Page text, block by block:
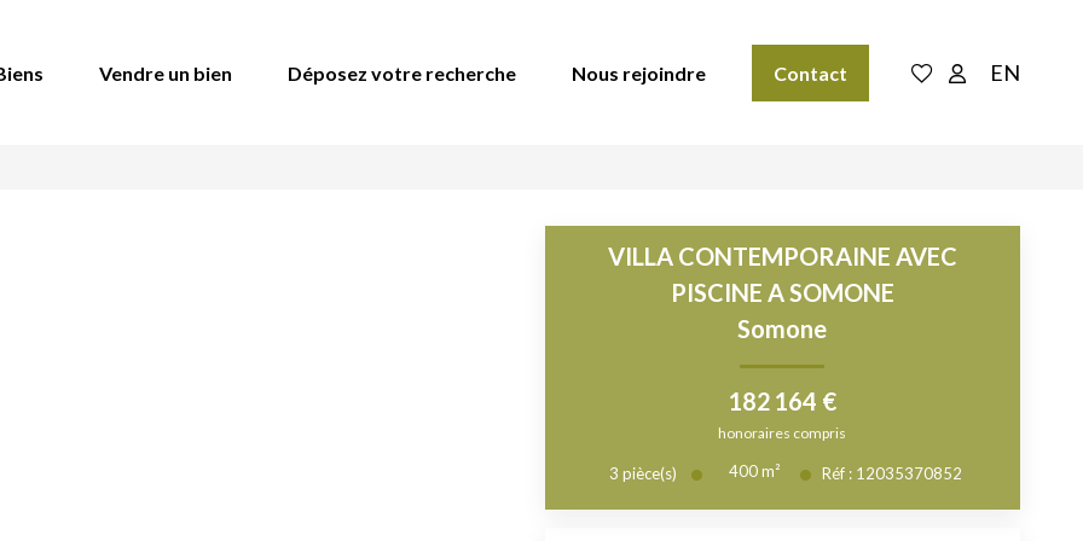
Vendre un bien Déposez votre recherche Nous rejoindre Contact EN
VILLA CONTEMPORAINE AVEC
PISCINE A SOMONE
Somone
182 164 €
honoraires compris
3pièce(s) 400m² Réf : 12035370852